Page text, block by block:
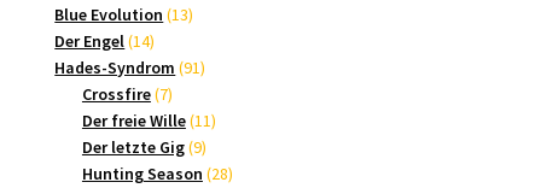
Produkte
Blue Evolution 1313
Der Engel 1414
Produkte
Hades-Syndrom 9191
Crossfire 77
Produkte
Der freie Wille 1111
Der letzte Gig 99
Produkte
Hunting Season 2828